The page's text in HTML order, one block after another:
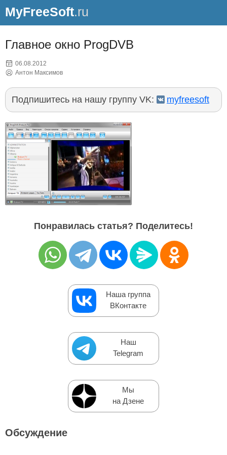
MyFreeSoft.ru
Главное окно ProgDVB
06.08.2012
Антон Максимов
Подпишитесь на нашу группу VK: myfreesoft
Понравилась статья? Поделитесь!
Наша группа
ВКонтакте
Наш
Telegram
Мы
на Дзене
Обсуждение